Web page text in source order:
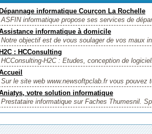
informatique Courçon La Rochelle
ASFIN informatique propose ses services de
informatique à domicile
Notre objectif est de vous soulager de vos maux
: HCConsulting
HCConsulting-H2C : Etudes, conception de
Sur le site web www.newsoftpclab.fr vous
votre solution informatique
Prestataire informatique sur Faches Thumesnil.